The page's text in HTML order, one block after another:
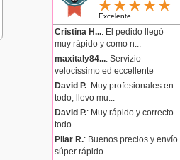
Excelente
Cristina H...: El pedido llegó
muy rápido y como n...
maxitaly84...: Servizio
velocissimo ed eccellente
David P.: Muy profesionales en
todo, llevo mu...
David P.: Muy rápido y correcto
todo.
Pilar R.: Buenos precios y envío
súper rápido...